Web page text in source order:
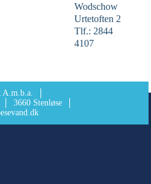
Wodschow
Urtetoften 2
Tlf.: 2844
4107
A.m.b.a.
3660 Stenløse